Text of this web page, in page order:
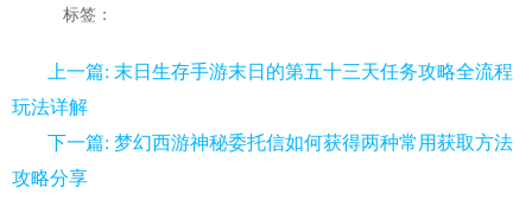
标签：
上一篇: 末日生存手游末日的第五十三天任务攻略全流程
玩法详解
下一篇: 梦幻西游神秘委托信如何获得两种常用获取方法
攻略分享